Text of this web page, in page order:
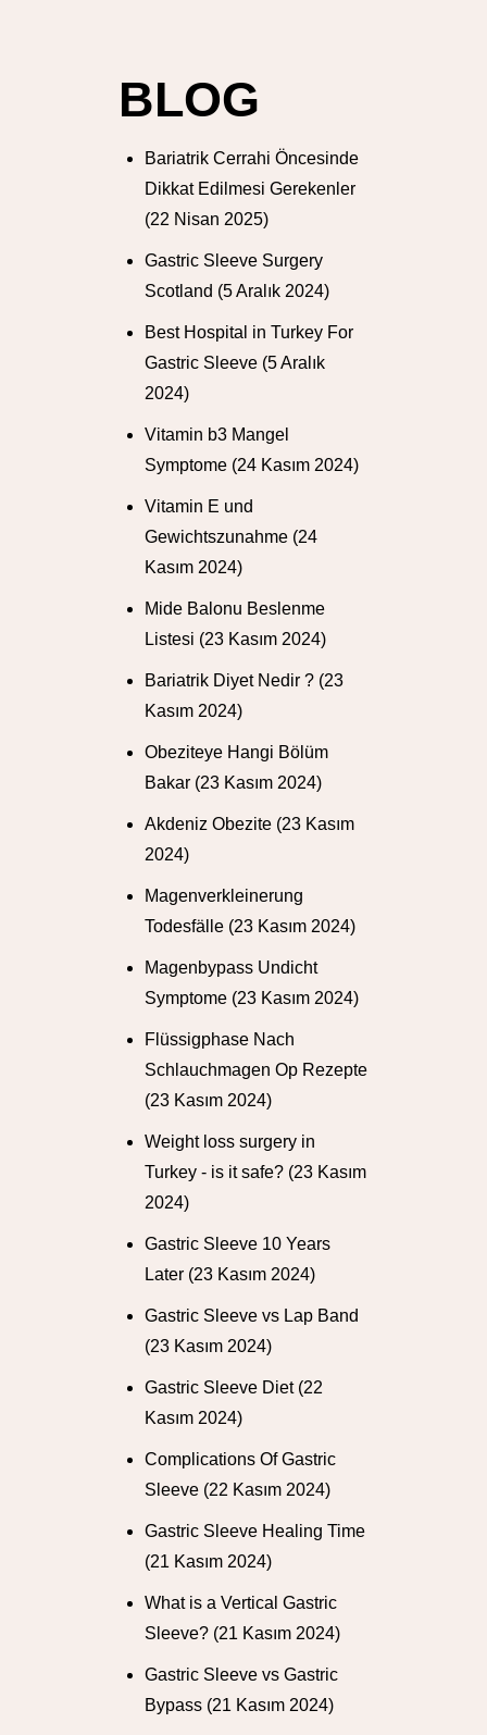
BLOG
Bariatrik Cerrahi Öncesinde
Dikkat Edilmesi Gerekenler
(22 Nisan 2025)
Gastric Sleeve Surgery
Scotland (5 Aralık 2024)
Best Hospital in Turkey For
Gastric Sleeve (5 Aralık
2024)
Vitamin b3 Mangel
Symptome (24 Kasım 2024)
Vitamin E und
Gewichtszunahme (24
Kasım 2024)
Mide Balonu Beslenme
Listesi (23 Kasım 2024)
Bariatrik Diyet Nedir ? (23
Kasım 2024)
Obeziteye Hangi Bölüm
Bakar (23 Kasım 2024)
Akdeniz Obezite (23 Kasım
2024)
Magenverkleinerung
Todesfälle (23 Kasım 2024)
Magenbypass Undicht
Symptome (23 Kasım 2024)
Flüssigphase Nach
Schlauchmagen Op Rezepte
(23 Kasım 2024)
Weight loss surgery in
Turkey - is it safe? (23 Kasım
2024)
Gastric Sleeve 10 Years
Later (23 Kasım 2024)
Gastric Sleeve vs Lap Band
(23 Kasım 2024)
Gastric Sleeve Diet (22
Kasım 2024)
Complications Of Gastric
Sleeve (22 Kasım 2024)
Gastric Sleeve Healing Time
(21 Kasım 2024)
What is a Vertical Gastric
Sleeve? (21 Kasım 2024)
Gastric Sleeve vs Gastric
Bypass (21 Kasım 2024)